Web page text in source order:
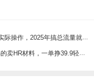
就去找舰长，6年实体线工作经验，点爆同城网!
料，一单挣39.9轻轻松松月入了W